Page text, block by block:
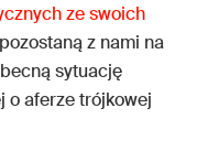
ze swoich
z nami na
sytuację
o aferze trójkowej